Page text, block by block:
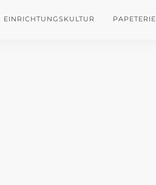
EINRICHTUNGSKULTUR PAPETERIE